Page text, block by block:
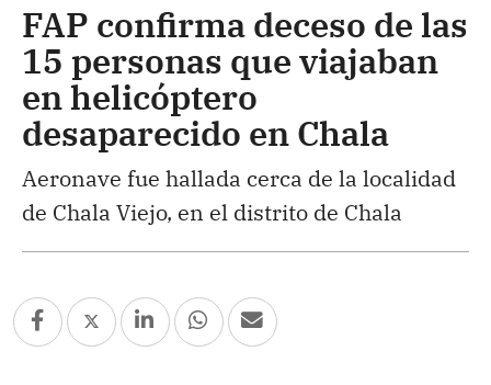
FAP confirma deceso de las
15 personas que viajaban
en helicóptero
desaparecido en Chala
Aeronave fue hallada cerca de la localidad
de Chala Viejo, en el distrito de Chala